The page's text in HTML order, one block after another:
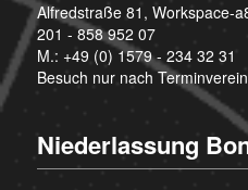
Alfredstraße 81, Workspace-
201 - 858 952 07
M.: +49 (0) 1579 - 234 32 31
Besuch nur nach
Niederlassung